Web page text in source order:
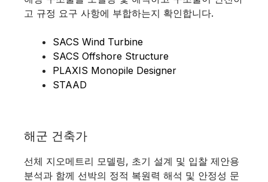
고 규정 요구 사항에 부합하는지 확인합니다.
SACS Wind Turbine
SACS Offshore Structure
PLAXIS Monopile Designer
STAAD
해군 건축가
선체 지오메트리 모델링, 초기 설계 및 입찰 제안용
분석과 함께 선박의 정적 복원력 해석 및 안정성 문